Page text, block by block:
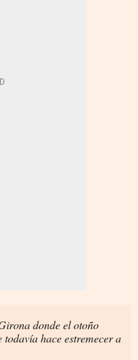
donde el otoño
todavía hace estremecer a